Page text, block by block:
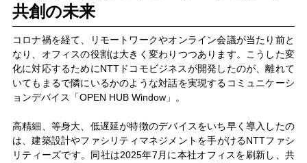
共創の未来
コロナ禍を経て、リモートワークやオンライン会議が当たり前と
なり、オフィスの役割は大きく変わりつつあります。こうした変
化に対応するためにNTTドコモビジネスが開発したのが、離れて
いてもまるで隣にいるかのような対話を実現するコミュニケーシ
ョンデバイス「OPEN HUB Window」。
高精細、等身大、低遅延が特徴のデバイスをいち早く導入したの
は、建築設計やファシリティマネジメントを手がけるNTTファシ
リティーズです。同社は2025年7月に本社オフィスを刷新し、共